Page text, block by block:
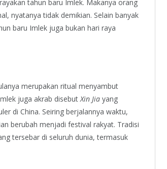
tahun baru Imlek. Makanya orang
nyatanya tidak demikian. Selain banyak
baru Imlek juga bukan hari raya
merupakan ritual menyambut
juga akrab disebut Xin Jia yang
di China. Seiring berjalannya waktu,
berubah menjadi festival rakyat. Tradisi
tersebar di seluruh dunia, termasuk